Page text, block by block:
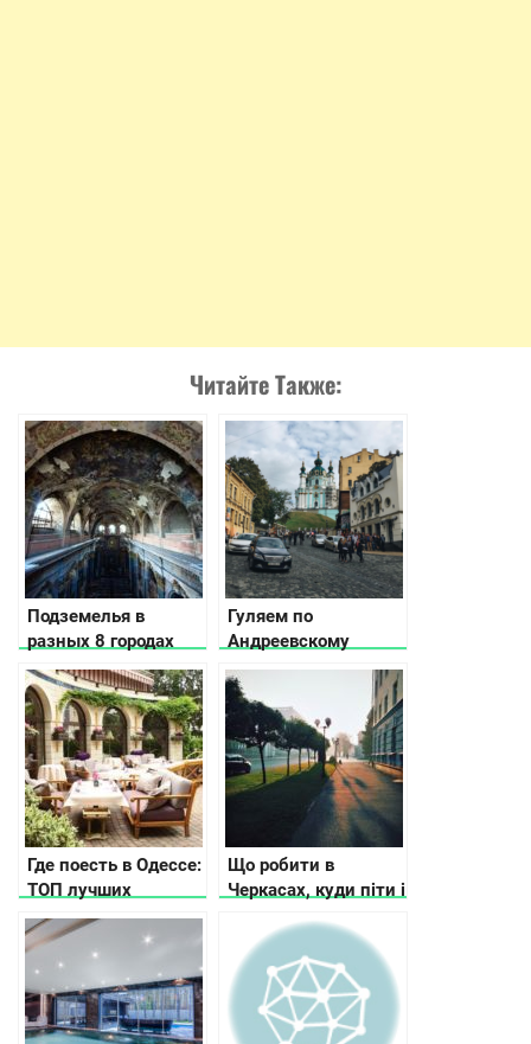
Читайте Также:
Подземелья в
разных 8 городах
Украины: где искать
новые впечатления
Гуляем по
Андреевскому
спуску: что
посмотреть и где
поесть
Где поесть в Одессе:
ТОП лучших
заведений Южной
Пальмиры
Що робити в
Черкасах, куди піти і